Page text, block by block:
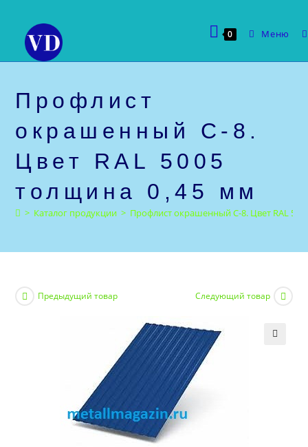
содержимому
0 Меню
Профлист
окрашенный С-8.
Цвет RAL 5005
толщина 0,45 мм
> Каталог продукции > Профлист окрашенный С-8. Цвет RAL
Предыдущий товар Следующий товар